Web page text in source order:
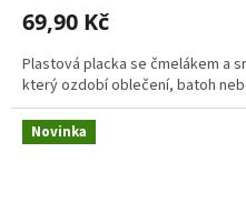
69,90 Kč
Plastová placka se čmelákem a
který ozdobí oblečení, batoh
Novinka